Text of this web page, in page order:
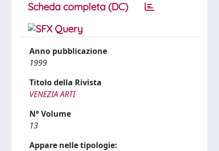
Scheda completa (DC)
Anno pubblicazione
1999
Titolo della Rivista
VENEZIA ARTI
N° Volume
13
Appare nelle tipologie: